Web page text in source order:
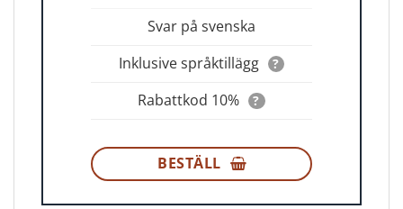
Svar på svenska
Inklusive språktillägg
?
Rabattkod 10% ?
BESTÄLL